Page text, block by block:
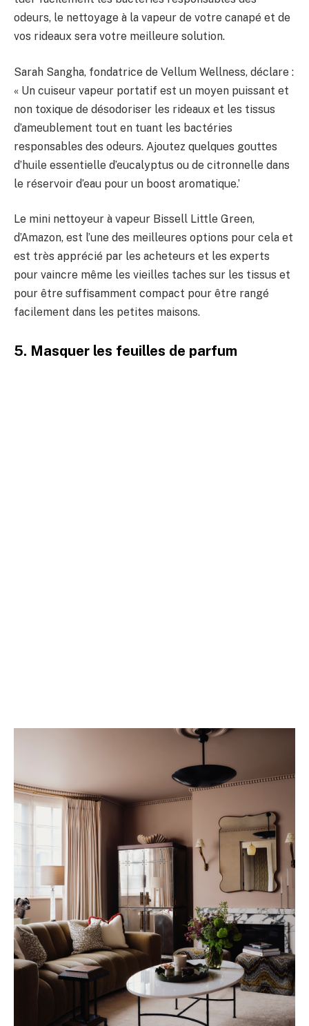
odeurs, le nettoyage à la vapeur de votre canapé et de
vos rideaux sera votre meilleure solution.
Sarah Sangha, fondatrice de Vellum Wellness, déclare :
« Un cuiseur vapeur portatif est un moyen puissant et
non toxique de désodoriser les rideaux et les tissus
d’ameublement tout en tuant les bactéries
responsables des odeurs. Ajoutez quelques gouttes
d’huile essentielle d’eucalyptus ou de citronnelle dans
le réservoir d’eau pour un boost aromatique.’
Le mini nettoyeur à vapeur Bissell Little Green,
d’Amazon, est l’une des meilleures options pour cela et
est très apprécié par les acheteurs et les experts
pour vaincre même les vieilles taches sur les tissus et
pour être suffisamment compact pour être rangé
facilement dans les petites maisons.
5. Masquer les feuilles de parfum